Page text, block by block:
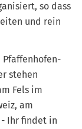
so dass
und rein
stehen
Fels im
am
Ihr findet in